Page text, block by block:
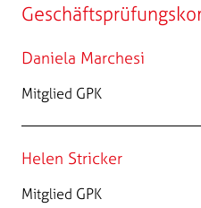
Daniela Marchesi
Mitglied GPK
Helen Stricker
Mitglied GPK